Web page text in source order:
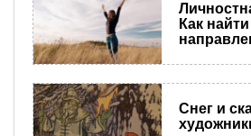
Как
Снег и